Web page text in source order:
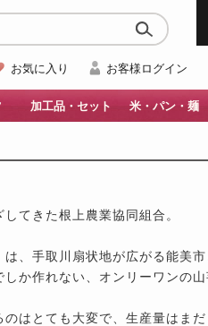
お気に入り お客様ログイン
加工品・セット 米・パン・麺
てきた根上農業協同組合。
、手取川扇状地が広がる能美
か作れない、オンリーワンの山
はとても大変で、生産量はま